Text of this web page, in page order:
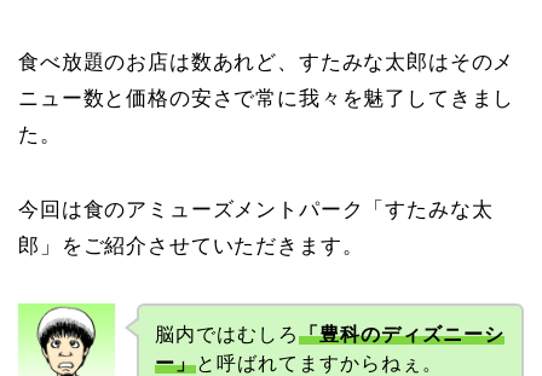
食べ放題のお店は数あれど、すたみな太郎はそのメ
ニュー数と価格の安さで常に我々を魅了してきまし
た。
今回は食のアミューズメントパーク「すたみな太
郎」をご紹介させていただきます。
脳内ではむしろ「豊科のディズニーシ
ー」と呼ばれてますからねぇ。